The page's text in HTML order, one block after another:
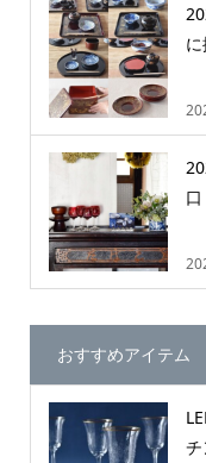
口
おすすめアイテム